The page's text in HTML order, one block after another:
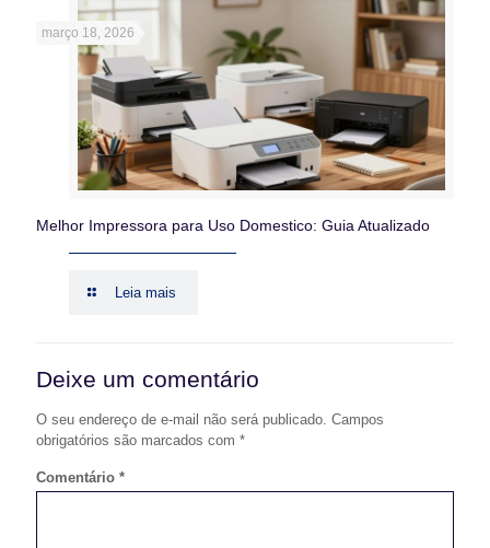
março 18, 2026
Melhor Impressora para Uso Domestico: Guia Atualizado
Leia mais
Deixe um comentário
O seu endereço de e-mail não será publicado. Campos
obrigatórios são marcados com *
Comentário *